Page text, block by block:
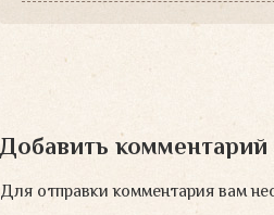
Добавить комментарий
Для отправки комментария вам